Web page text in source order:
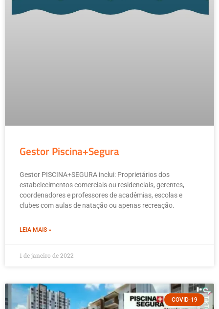
Gestor Piscina+Segura
Gestor PISCINA+SEGURA inclui: Proprietários dos
estabelecimentos comerciais ou residenciais, gerentes,
coordenadores e professores de acadêmias, escolas e
clubes com aulas de natação ou apenas recreação.
LEIA MAIS »
1 de janeiro de 2022
COVID-19